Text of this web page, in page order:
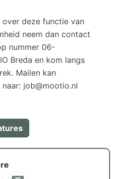
deze functie van
neem dan contact
nummer 06-
Breda en kom langs
Mailen kan
job@mootio.nl